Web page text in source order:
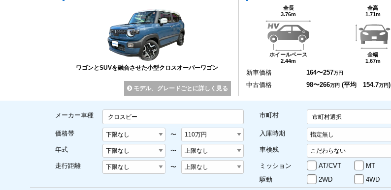
ワゴンとSUVを融合させた小型クロスオーバーワゴン
モデル、グレードごとに詳しく見る
全長
3.76m
ホイールベース
2.44m
全高
1.71m
全幅
1.67m
新車価格 164〜257万円
中古価格 98〜266万円 (平均 154.7万円)
メーカー車種 クロスビー
価格帯 〜
年式 〜
走行距離 〜
市町村 市町村選択
入庫時期
車検残
ミッション AT/CVT
MT
駆動
2WD 4WD